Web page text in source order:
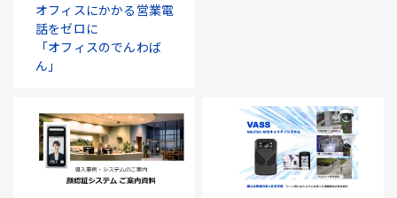
オフィスにかかる営業電
話をゼロに
「オフィスのでんわば
ん」